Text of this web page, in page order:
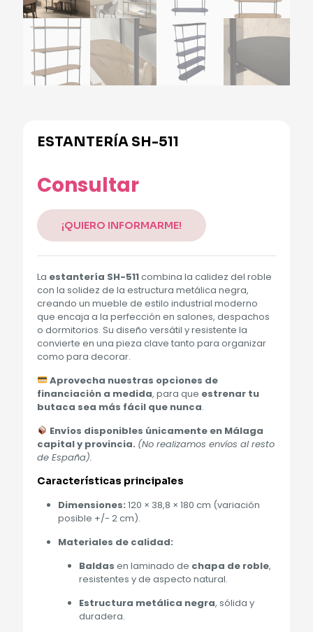
ESTANTERÍA SH-511
Consultar
¡QUIERO INFORMARME!
La estantería SH-511combina la calidez del roble
con la solidez de la estructura metálica negra,
creando un mueble de estilo industrial moderno
que encaja a la perfección en salones, despachos
o dormitorios. Su diseño versátil y resistente la
convierte en una pieza clave tanto para organizar
como para decorar.
Aprovecha nuestras opciones de
financiación a medida, para que estrenar tu
butaca sea más fácil que nunca.
Envíos disponibles únicamente en Málaga
capital y provincia. (No realizamos envíos al resto
de España).
Características principales
Dimensiones: 120 × 38,8 × 180 cm (variación
posible +/- 2 cm).
Materiales de calidad:
Baldas en laminado de chapa de roble,
resistentes y de aspecto natural.
Estructura metálica negra, sólida y
duradera.